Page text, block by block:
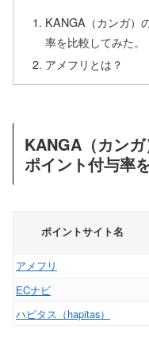
KANGA（カンガ）
率を比較してみた。
アメフリとは？
KANGA（カン
ポイント付与率
ポイントサイト名
アメフリ
ECナビ
ハピタス（hapitas）